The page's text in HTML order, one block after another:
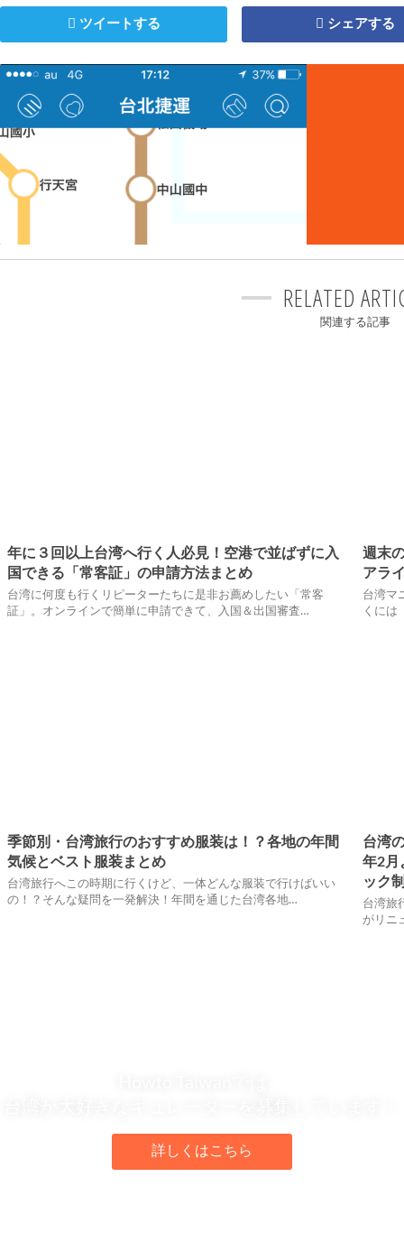
ツイートする シェアする
RELATED
関連する記事
年に３回以上台湾へ行く人必見！空港で並ばずに入
国できる「常客証」の申請方法まとめ
台湾に何度も行くリピーターたちに是非お薦めしたい「常客
証」。オンラインで簡単に申請できて、入国＆出国審査…
週末
アラ
台湾マ
くには
季節別・台湾旅行のおすすめ服装は！？各地の年間
気候とベスト服装まとめ
台湾旅行へこの時期に行くけど、一体どんな服装で行けばいい
の！？そんな疑問を一発解決！年間を通じた台湾各地…
台湾
年2月
ック
台湾旅
がリニ
詳しくはこちら